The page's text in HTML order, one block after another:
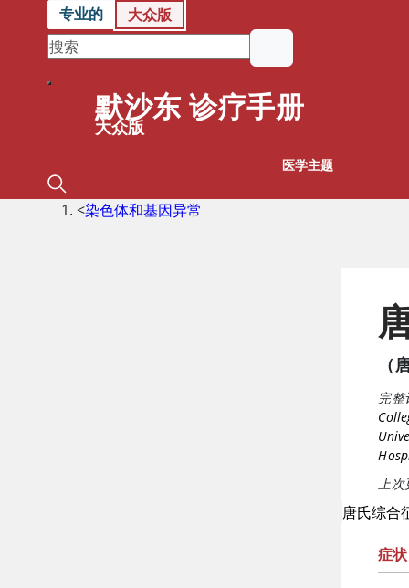
专业的 大众版
默沙东 诊疗手册
大众版
医学主题
<染色体和基因异常
（
完整
上次
唐氏综合
症状